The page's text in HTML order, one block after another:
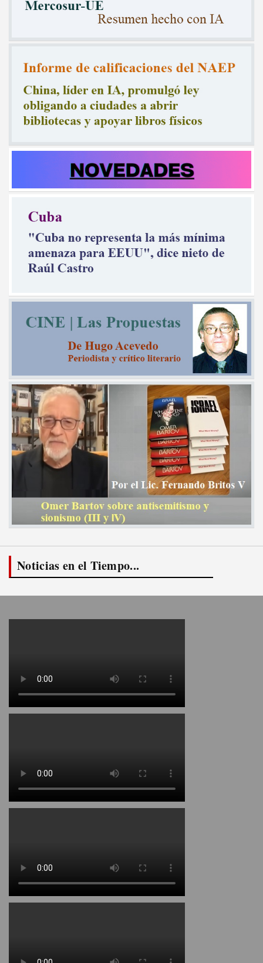
Noticias en el Tiempo...